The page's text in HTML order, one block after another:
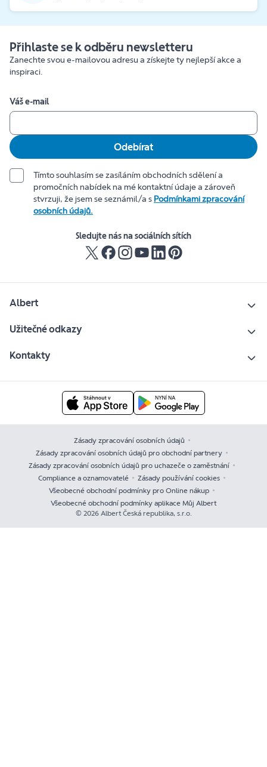
Přihlaste se k odběru newsletteru
Zanechte svou e-mailovou adresu a získejte ty nejlepší akce a
inspiraci.
Váš e-mail
Odebírat
Tímto souhlasím se zasíláním obchodních sdělení a
promočních nabídek na mé kontaktní údaje a zároveň
stvrzuji, že jsem se seznámil/a s Podmínkami zpracování
osobních údajů.
Sledujte nás na sociálních sítích
Albert
Užitečné odkazy
Kontakty
Zásady zpracování osobních údajů
Zásady zpracování osobních údajů pro obchodní partnery
Zásady zpracování osobních údajů pro uchazeče o zaměstnání
Compliance a oznamovatelé
Zásady používání cookies
Všeobecné obchodní podmínky pro Online nákup
Všeobecné obchodní podmínky aplikace Můj Albert
© 2026 Albert Česká republika, s.r.o.